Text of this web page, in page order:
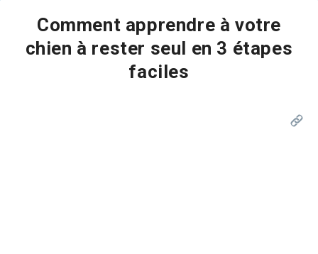
Comment apprendre à votre
chien à rester seul en 3 étapes
faciles